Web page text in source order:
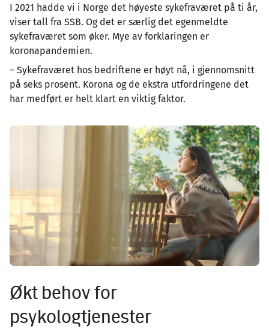
I 2021 hadde vi i Norge det høyeste sykefraværet på ti år,
viser tall fra SSB. Og det er særlig det egenmeldte
sykefraværet som øker. Mye av forklaringen er
koronapandemien.
– Sykefraværet hos bedriftene er høyt nå, i gjennomsnitt
på seks prosent. Korona og de ekstra utfordringene det
har medført er helt klart en viktig faktor.
Image
Økt behov for
psykologtjenester